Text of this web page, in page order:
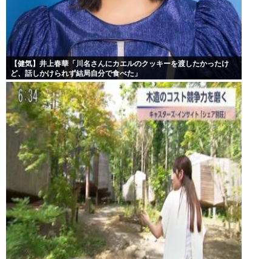
【健気】井上春華「川名さんにカエルのクッキーを渡したかったけ
ど、話しかけられず結局自分で食べた」